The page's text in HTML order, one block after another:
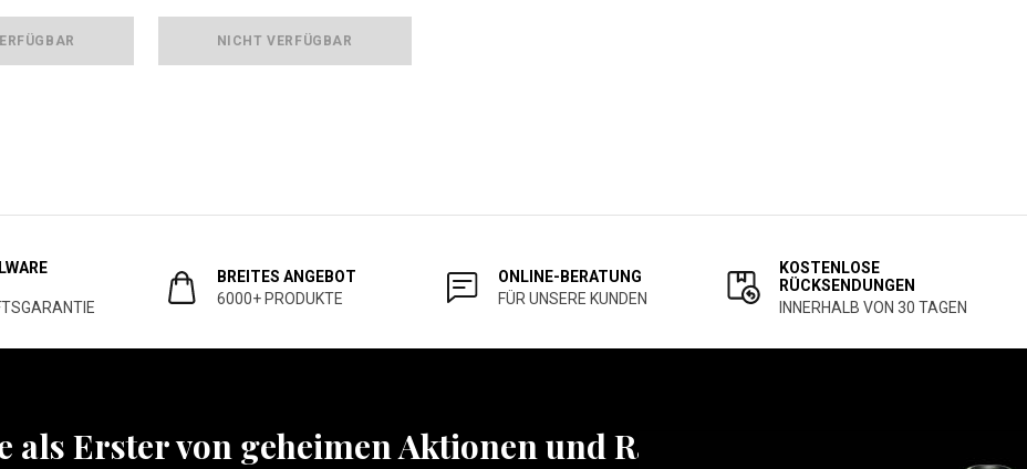
NICHT VERFÜGBAR
BREITES ANGEBOT
6000+ PRODUKTE
ONLINE-BERATUNG
FÜR UNSERE KUNDEN
KOSTENLOSE
RÜCKSENDUNGEN
INNERHALB VON 30 TAGEN
als Erster von geheimen Aktionen und Rabatten